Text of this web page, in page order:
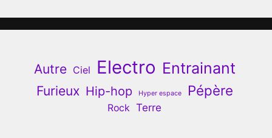
Autre Ciel Electro Entrainant
Furieux Hip-hop Hyper espace Pépère
Rock Terre